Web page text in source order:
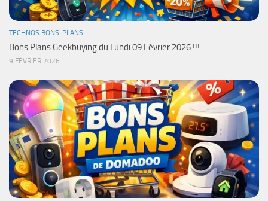
TECHNOS BONS-PLANS
Bons Plans Geekbuying du Lundi 09 Février 2026 !!!
9 FÉVRIER 2026